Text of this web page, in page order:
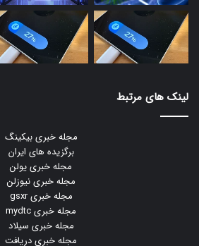
لینک های مرتبط
مجله خبری بیکینگ
برگزیده های ایران
مجله خبری یولن
مجله خبری نیوزلن
مجله خبری gsxr
مجله خبری mydtc
مجله خبری سیلاد
مجله خبری دریافت